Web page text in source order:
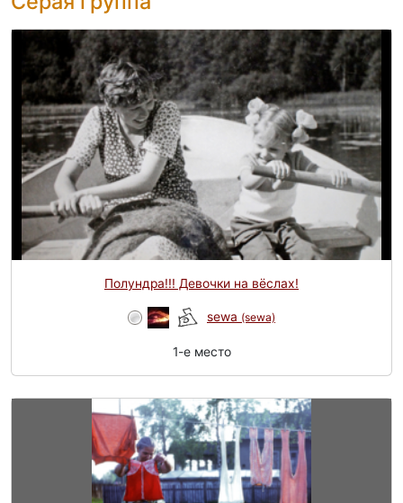
Полундра!!! Девочки на вёслах!
sewa (sewa)
1-e место